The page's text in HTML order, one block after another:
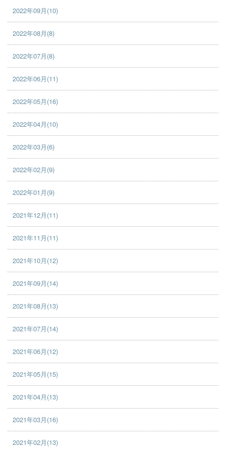
2022年09月(10)
2022年08月(8)
2022年07月(8)
2022年06月(11)
2022年05月(16)
2022年04月(10)
2022年03月(6)
2022年02月(9)
2022年01月(9)
2021年12月(11)
2021年11月(11)
2021年10月(12)
2021年09月(14)
2021年08月(13)
2021年07月(14)
2021年06月(12)
2021年05月(15)
2021年04月(13)
2021年03月(16)
2021年02月(13)